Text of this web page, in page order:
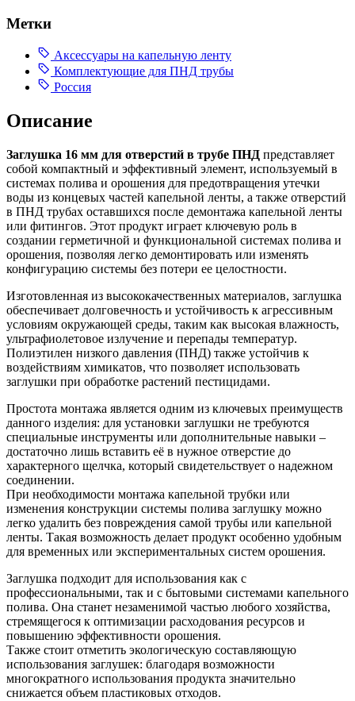
Метки
Аксессуары на капельную ленту
Комплектующие для ПНД трубы
Россия
Описание
Заглушка 16 мм для отверстий в трубе ПНД представляет
собой компактный и эффективный элемент, используемый в
системах полива и орошения для предотвращения утечки
воды из концевых частей капельной ленты, а также отверстий
в ПНД трубах оставшихся после демонтажа капельной ленты
или фитингов. Этот продукт играет ключевую роль в
создании герметичной и функциональной системах полива и
орошения, позволяя легко демонтировать или изменять
конфигурацию системы без потери ее целостности.
Изготовленная из высококачественных материалов, заглушка
обеспечивает долговечность и устойчивость к агрессивным
условиям окружающей среды, таким как высокая влажность,
ультрафиолетовое излучение и перепады температур.
Полиэтилен низкого давления (ПНД) также устойчив к
воздействиям химикатов, что позволяет использовать
заглушки при обработке растений пестицидами.
Простота монтажа является одним из ключевых преимуществ
данного изделия: для установки заглушки не требуются
специальные инструменты или дополнительные навыки –
достаточно лишь вставить её в нужное отверстие до
характерного щелчка, который свидетельствует о надежном
соединении.
При необходимости монтажа капельной трубки или
изменения конструкции системы полива заглушку можно
легко удалить без повреждения самой трубы или капельной
ленты. Такая возможность делает продукт особенно удобным
для временных или экспериментальных систем орошения.
Заглушка подходит для использования как с
профессиональными, так и с бытовыми системами капельного
полива. Она станет незаменимой частью любого хозяйства,
стремящегося к оптимизации расходования ресурсов и
повышению эффективности орошения.
Также стоит отметить экологическую составляющую
использования заглушек: благодаря возможности
многократного использования продукта значительно
снижается объем пластиковых отходов.